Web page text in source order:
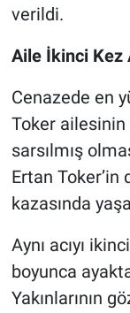
verildi.
Aile İkinci Kez
Cenazede en
Toker ailesinin
sarsılmış
Ertan Toker’in
kazasında
Aynı acıyı
boyunca
Yakınlarının